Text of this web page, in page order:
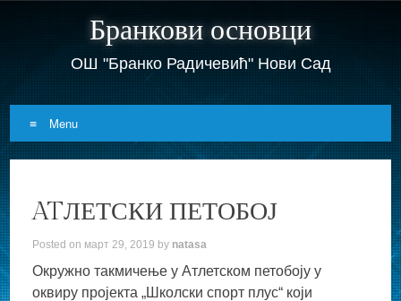
Бранкови основци
ОШ "Бранко Радичевић" Нови Сад
Menu
Skip
content
ATЛЕТСКИ ПЕТОБОЈ
Posted on март 29, 2019 by natasa
Окружно такмичење у Атлетском петобоју у
оквиру пројекта „Школски спорт плус“ који